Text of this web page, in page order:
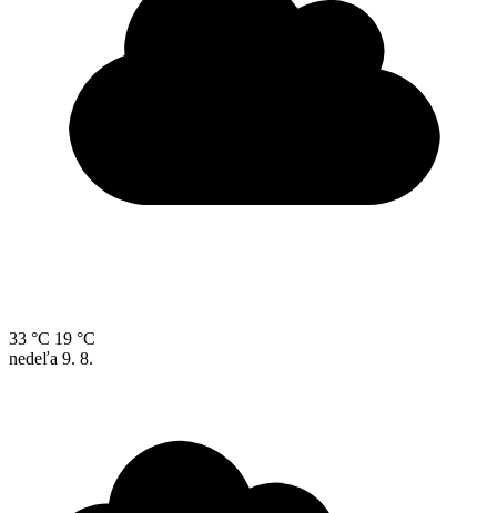
33 °C 19 °C
nedeľa 9. 8.